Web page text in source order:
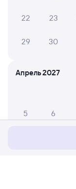
22 23
29 30
Апрель 2027
5 6